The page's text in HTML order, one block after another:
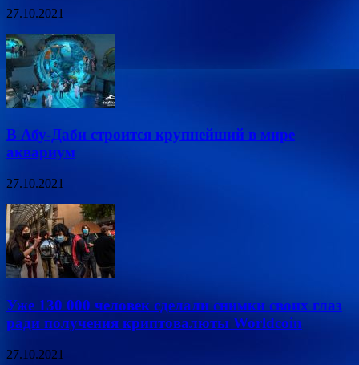
27.10.2021
В Абу-Даби строится крупнейший в мире
аквариум
27.10.2021
Уже 130 000 человек сделали снимки своих глаз
ради получения криптовалюты Worldcoin
27.10.2021